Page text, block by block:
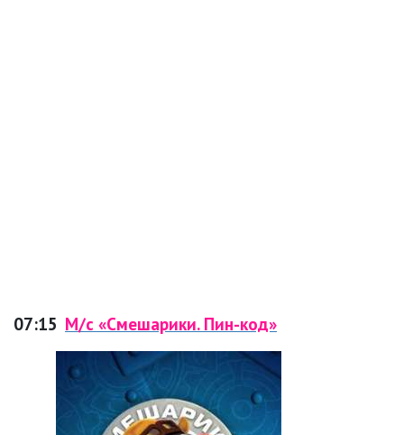
07:15 М/с «Смешарики. Пин-код»